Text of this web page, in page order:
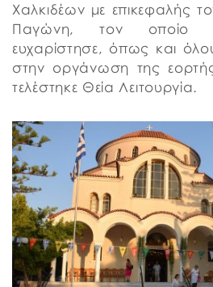
Χαλκιδέων με επικεφαλής
Παγώνη, τον οποίο ο
ευχαρίστησε, όπως και
στην οργάνωση της
τελέστηκε Θεία Λειτουργία.